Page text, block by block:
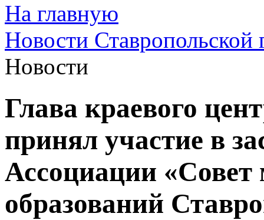
На главную
Новости
Новости
Глава краевого
принял участие в
Ассоциации
образований